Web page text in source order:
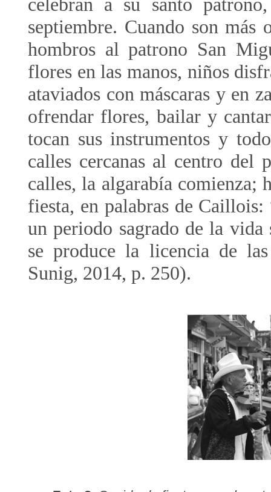
celebran a su santo
septiembre. Cuando son más
hombros al patrono San
flores en las manos, niños
ataviados con máscaras y en
ofrendar flores, bailar y
tocan sus instrumentos y
calles cercanas al centro del
calles, la algarabía comienza;
fiesta, en palabras de
un periodo sagrado de la vida
se produce la licencia de
Sunig, 2014, p. 250).